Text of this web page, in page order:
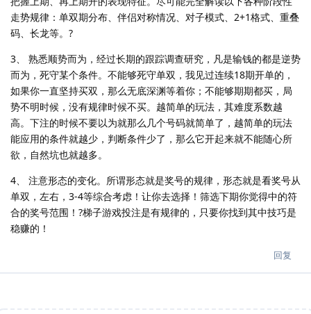
走势规律：单双期分布、伴侣对称情况、对子模式、2+1格式、重叠
码、长龙等。?
3、 熟悉顺势而为，经过长期的跟踪调查研究，凡是输钱的都是逆势
而为，死守某个条件。不能够死守单双，我见过连续18期开单的，
如果你一直坚持买双，那么无底深渊等着你；不能够期期都买，局
势不明时候，没有规律时候不买。越简单的玩法，其难度系数越
高。下注的时候不要以为就那么几个号码就简单了，越简单的玩法
能应用的条件就越少，判断条件少了，那么它开起来就不能随心所
欲，自然坑也就越多。
4、 注意形态的变化。所谓形态就是奖号的规律，形态就是看奖号从
单双，左右，3-4等综合考虑！让你去选择！筛选下期你觉得中的符
合的奖号范围！?梯子游戏投注是有规律的，只要你找到其中技巧是
稳赚的！
回复